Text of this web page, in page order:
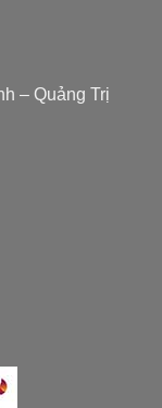
– Quảng Trị